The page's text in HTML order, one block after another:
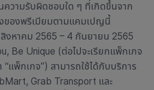
ความรับผิดชอบใด ๆ ที่เกิดขึ้นจาก
ของพรีเมียมตามแคมเปญนี้
สิงหาคม 2565 – 4 กันยายน 2565
Be Unique (ต่อไปจะเรียกแพ็กเกจ
แพ็กเกจ”) สามารถใช้ได้กับบริการ
Grab Transport และ